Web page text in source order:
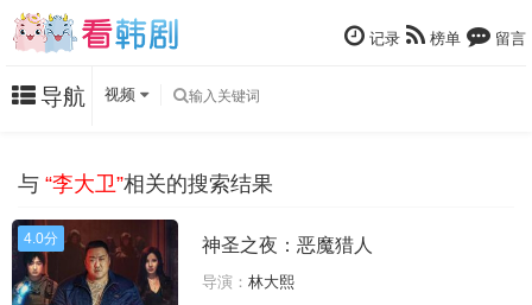
记录 榜单 留言
导航 视频
与 “李大卫”相关的搜索结果
4.0分 神圣之夜：恶魔猎人
导演： 林大熙